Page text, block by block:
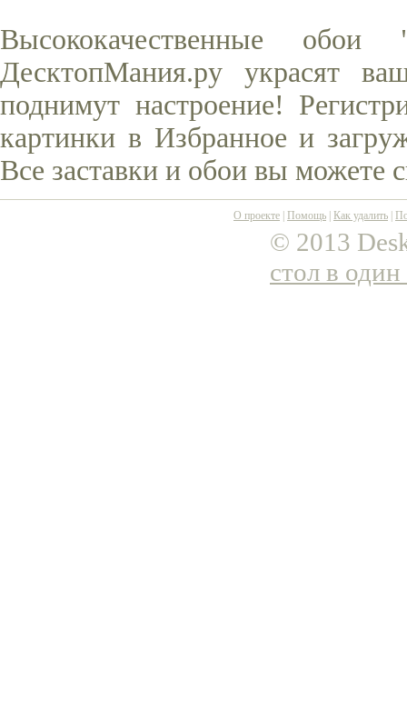
Высококачественные
ДесктопМания.ру украсят
поднимут настроение!
картинки в Избранное и
Все заставки и обои вы можете
О проекте Помощь Как удалить
© 2013
стол в